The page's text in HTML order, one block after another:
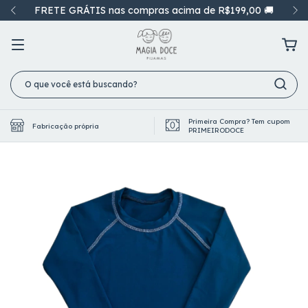
FRETE GRÁTIS nas compras acima de R$199,00 🚚
Fabricação própria
Primeira Compra? Tem cupom
PRIMEIRODOCE